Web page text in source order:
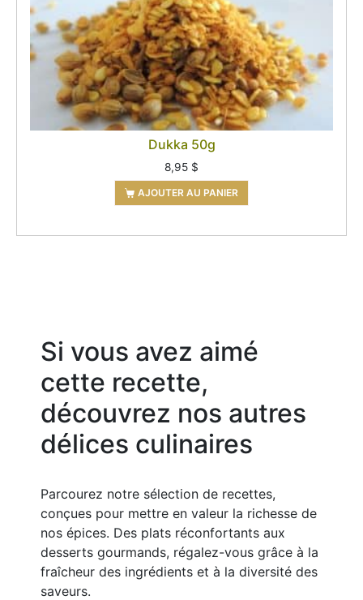
Dukka 50g
8,95 $
AJOUTER AU PANIER
Si vous avez aimé
cette recette,
découvrez nos autres
délices culinaires
Parcourez notre sélection de recettes,
conçues pour mettre en valeur la richesse de
nos épices. Des plats réconfortants aux
desserts gourmands, régalez-vous grâce à la
fraîcheur des ingrédients et à la diversité des
saveurs.